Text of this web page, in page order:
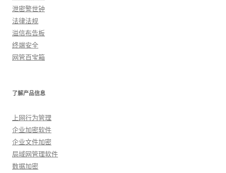
泄密警世钟
法律法规
溢信布告板
终端安全
网管百宝箱
了解产品信息
上网行为管理
企业加密软件
企业文件加密
局域网管理软件
数据加密